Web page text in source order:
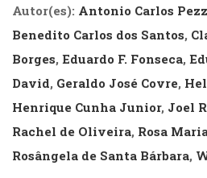
Alimentação
(14)
Negócios
(31)
(278)
Educação
Especial
Autor(es): Antonio Carlos
Benedito Carlos dos Santos,
Borges, Eduardo F. Fonseca,
David, Geraldo José Covre,
Henrique Cunha Junior, Joel
Rachel de Oliveira, Rosa
Rosângela de Santa Bárbara,